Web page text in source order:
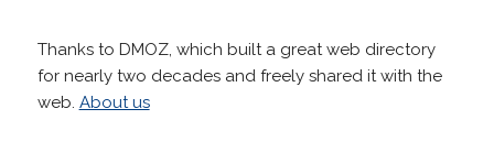
Thanks to DMOZ, which built a great web directory
for nearly two decades and freely shared it with the
web. About us